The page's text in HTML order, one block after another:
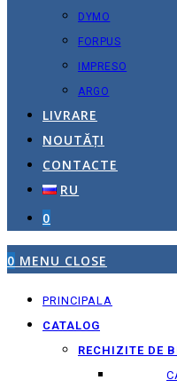
DYMO
FORPUS
IMPRESO
ARGO
LIVRARE
NOUTĂȚI
CONTACTE
RU
0
0 MENU CLOSE
PRINCIPALA
CATALOG
RECHIZITE DE